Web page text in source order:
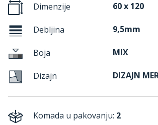
Dimenzije 60 x 120
Debljina 9,5mm
Boja MIX
Dizajn DIZAJN
Komada u pakovanju: 2